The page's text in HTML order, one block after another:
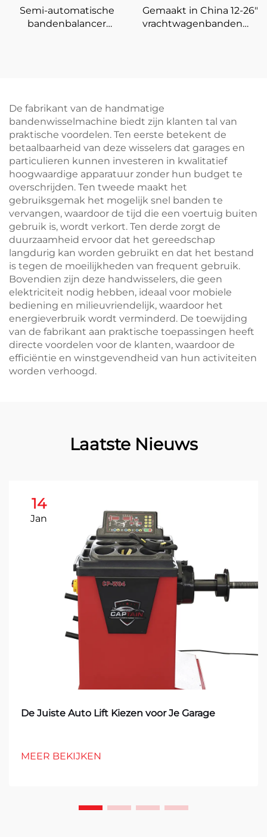
Semi-automatische
bandenbalancer
Gemaakt in China 12-26"
De fabrikant van de handmatige
bandenwisselmachine biedt zijn klanten tal van
praktische voordelen. Ten eerste betekent de
betaalbaarheid van deze wisselers dat garages en
particulieren kunnen investeren in kwalitatief
hoogwaardige apparatuur zonder hun budget te
overschrijden. Ten tweede maakt het
gebruiksgemak het mogelijk snel banden te
vervangen, waardoor de tijd die een voertuig buiten
gebruik is, wordt verkort. Ten derde zorgt de
duurzaamheid ervoor dat het gereedschap
langdurig kan worden gebruikt en dat het bestand
is tegen de moeilijkheden van frequent gebruik.
Bovendien zijn deze handwisselers, die geen
elektriciteit nodig hebben, ideaal voor mobiele
bediening en milieuvriendelijk, waardoor het
energieverbruik wordt verminderd. De toewijding
van de fabrikant aan praktische toepassingen heeft
directe voordelen voor de klanten, waardoor de
efficiëntie en winstgevendheid van hun activiteiten
worden verhoogd.
Laatste Nieuws
14
Jan
De Juiste Auto Lift Kiezen voor Je Garage
MEER BEKIJKEN